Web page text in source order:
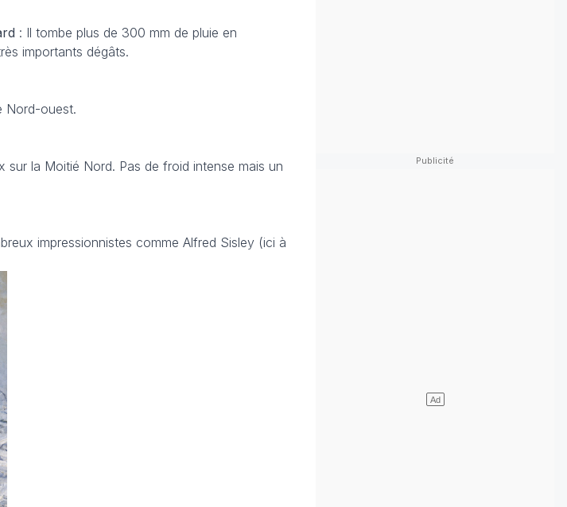
: Il tombe plus de 300 mm de pluie en
importants dégâts.
Nord-ouest.
sur la Moitié Nord. Pas de froid intense mais un
impressionnistes comme Alfred Sisley (ici à